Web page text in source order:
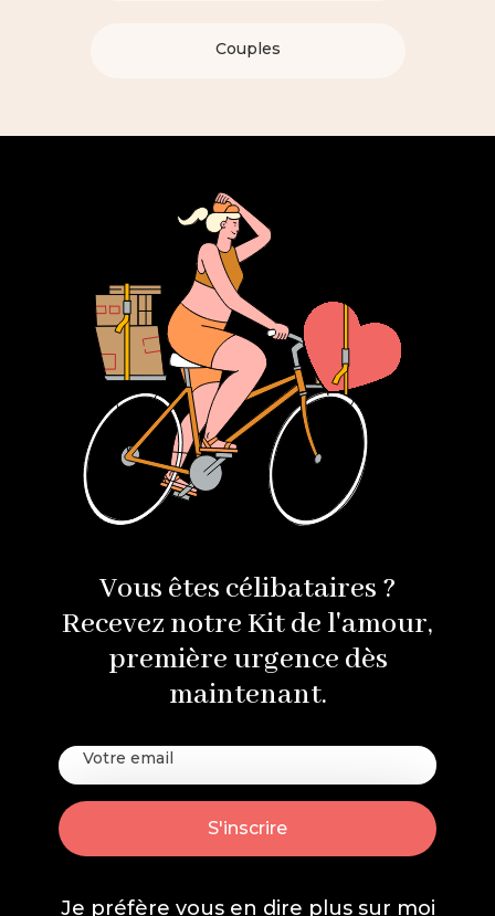
Couples
Vous êtes célibataires ?
Recevez notre Kit de l'amour,
première urgence dès
maintenant.
Je préfère vous en dire plus sur moi